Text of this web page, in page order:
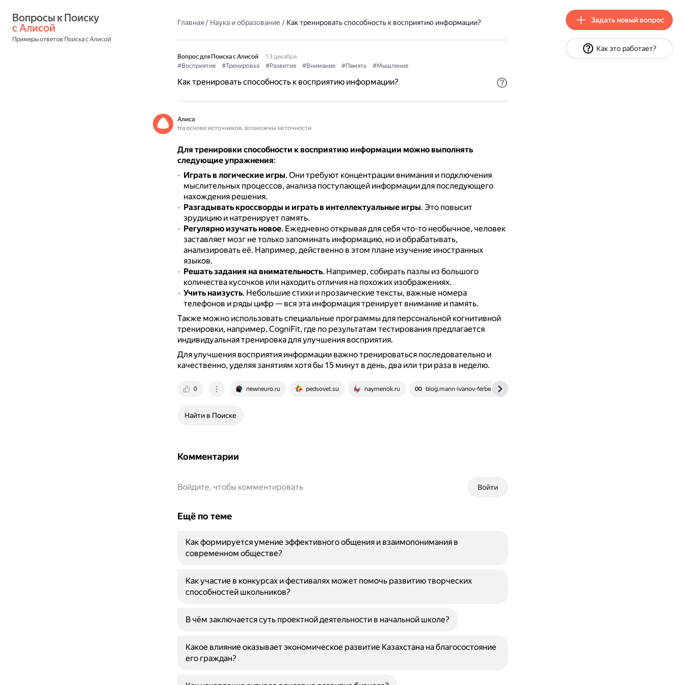
с Алисой
Примеры ответов Поиска с Алисой
Главная/ Наука и образование / Как тренировать способность к восприятию информации?
Вопрос для Поиска с Алисой
13 декабря
#Восприятие
#Тренировка #Развитие #Внимание #Память #Мышление
Как тренировать способность к восприятию информации?
Алиса
На основе источников, возможны неточности
Для тренировки способности к восприятию информации можно выполнять
следующие упражнения:
Играть в логические игры. Они требуют концентрации внимания и подключения
мыслительных процессов, анализа поступающей информации для последующего
нахождения решения.
Разгадывать кроссворды и играть в интеллектуальные игры. Это повысит
эрудицию и натренирует память.
Регулярно изучать новое. Ежедневно открывая для себя что-то необычное, человек
заставляет мозг не только запоминать информацию, но и обрабатывать,
анализировать её. Например, действенно в этом плане изучение иностранных
языков.
Решать задания на внимательность. Например, собирать пазлы из большого
количества кусочков или находить отличия на похожих изображениях.
Учить наизусть. Небольшие стихи и прозаические тексты, важные номера
телефонов и ряды цифр — вся эта информация тренирует внимание и память.
Также можно использовать специальные программы для персональной когнитивной
тренировки, например, CogniFit, где по результатам тестирования предлагается
индивидуальная тренировка для улучшения восприятия.
Для улучшения восприятия информации важно тренироваться последовательно и
качественно, уделяя занятиям хотя бы 15 минут в день, два или три раза в неделю.
0 newneuro.ru pedsovet.su naymenok.ru blog.mann-ivanov-ferber.ru
Найти в Поиске
Комментарии
Войти
Войдите, чтобы комментировать
Ещё по теме
Как формируется умение эффективного общения и взаимопонимания в
современном обществе?
Как участие в конкурсах и фестивалях может помочь развитию творческих
способностей школьников?
В чём заключается суть проектной деятельности в начальной школе?
Какое влияние оказывает экономическое развитие Казахстана на благосостояние
его граждан?
Задать новый вопрос
Как это работает?